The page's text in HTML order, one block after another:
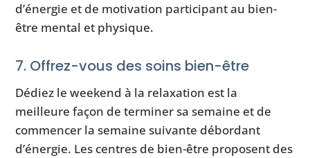
d’énergie et de motivation participant au bien-
être mental et physique.
7. Offrez-vous des soins bien-être
Dédiez le weekend à la relaxation est la
meilleure façon de terminer sa semaine et de
commencer la semaine suivante débordant
d’énergie. Les centres de bien-être proposent des